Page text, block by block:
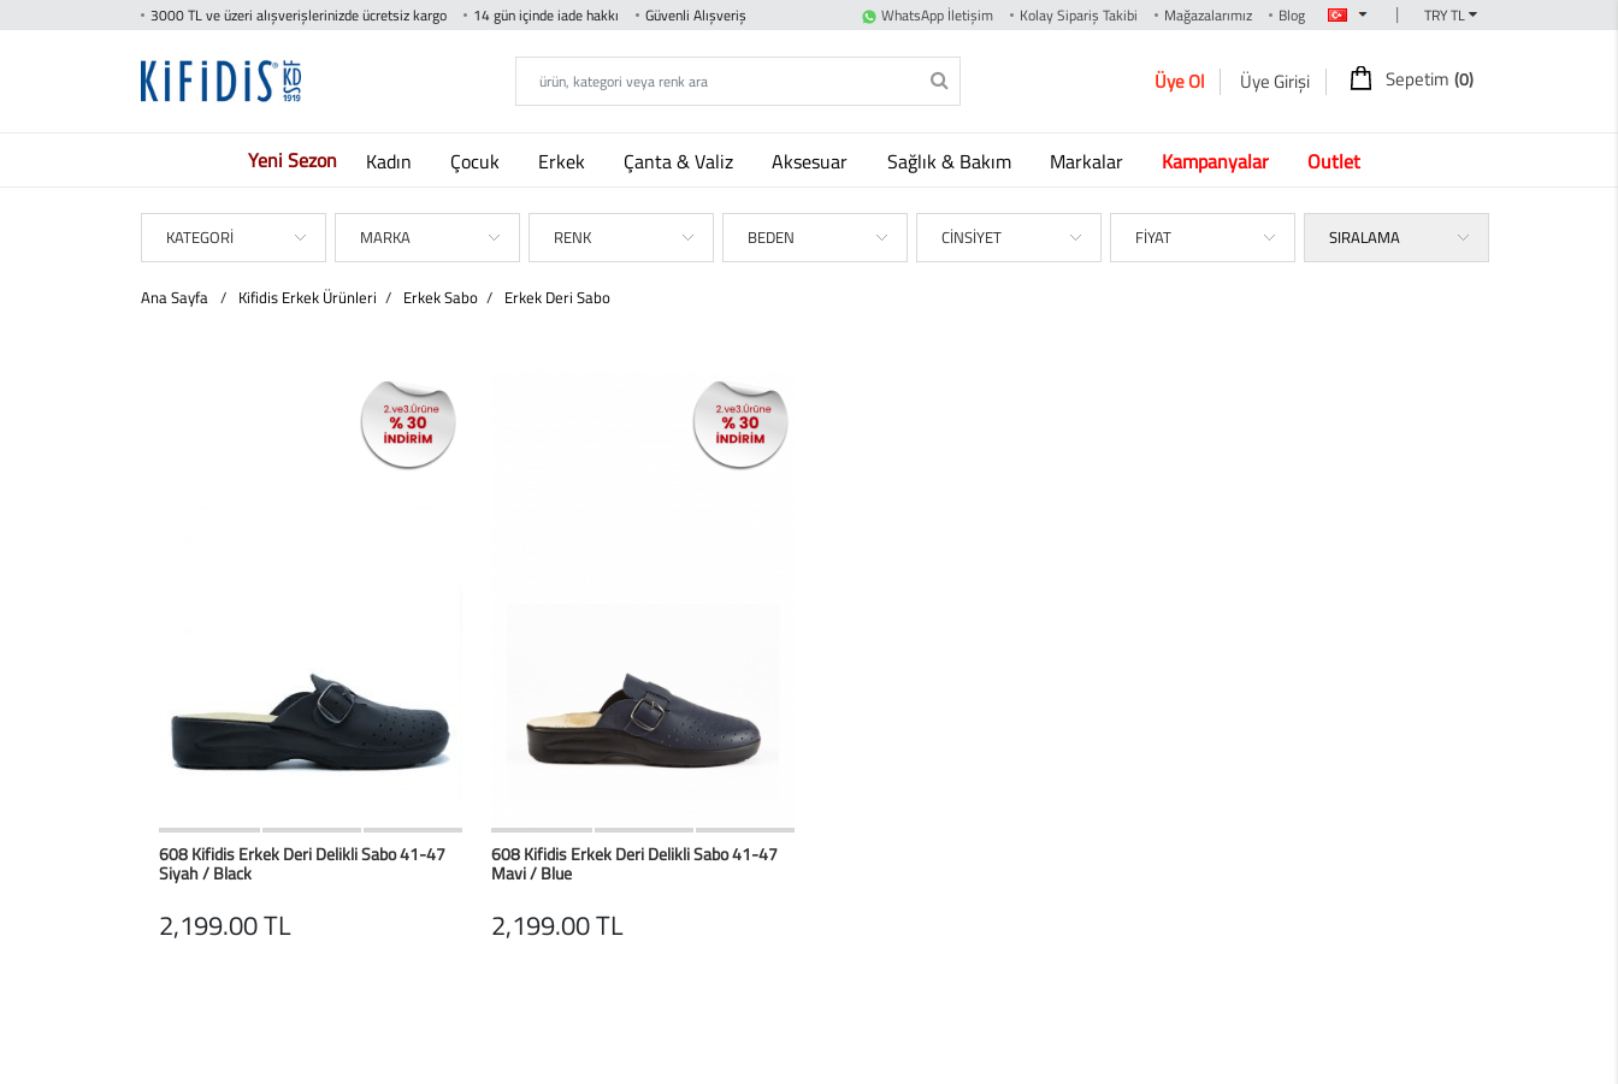
3000 TL ve üzeri alışverişlerinizde ücretsiz kargo 14 gün içinde iade hakkı Güvenli Alışveriş WhatsApp İletişim Kolay Sipariş Takibi Mağazalarımız Blog |
Üye Ol Üye Girişi Sepetim (0)
Yeni Sezon Kadın Çocuk Erkek Çanta & Valiz Aksesuar Sağlık & Bakım Markalar Kampanyalar Outlet
KATEGORİ MARKA RENK BEDEN CİNSİYET FİYAT SIRALAMA
Ana Sayfa / Kifidis Erkek Ürünleri / Erkek Sabo / Erkek Deri Sabo
HIZLI BAK Favorilerim
608 Kifidis Erkek Deri Delikli Sabo 41-47
Siyah / Black
2,199.00 TL
HIZLI BAK Favorilerim
608 Kifidis Erkek Deri Delikli Sabo 41-47
Mavi / Blue
2,199.00 TL